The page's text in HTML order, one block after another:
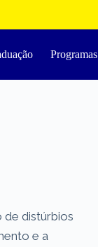
Programas
de distúrbios
e a